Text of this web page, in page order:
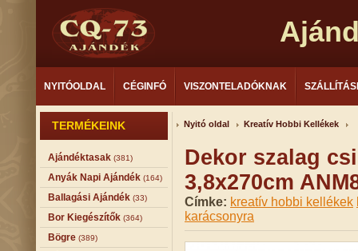
NYITÓOLDAL CÉGINFÓ VISZONTELADÓKNAK
TERMÉKEINK
Ajándéktasak (381)
Anyák Napi Ajándék (164)
Ballagási Ajándék (33)
Bor Kiegészítők (364)
Bögre (389)
Nyitó oldal Kreatív Hobbi Kellékek
Dekor szalag
3,8x270cm
Címke: kreatív hobbi kellékek
karácsonyra